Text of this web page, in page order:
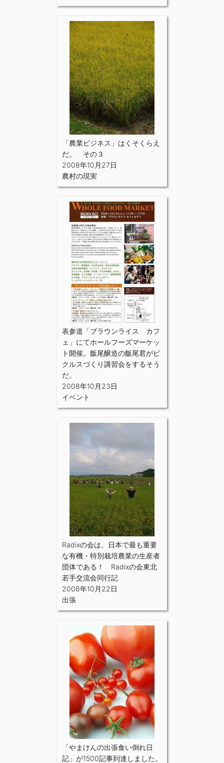
「農業ビジネス」はくそくらえ
だ。 その３
2008年10月27日
農村の現実
表参道「ブラウンライス カフ
ェ」にてホールフーズマーケッ
ト開催。飯尾醸造の飯尾君がピ
クルスづくり講習会をするそう
だ。
2008年10月23日
イベント
Radixの会は、日本で最も重要
な有機・特別栽培農業の生産者
団体である！ Radixの会東北
若手交流会同行記
2008年10月22日
出張
「やまけんの出張食い倒れ日
記」が1500記事到達しました。